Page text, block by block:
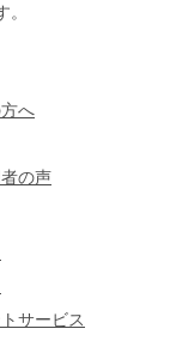
へ
の声
サービス